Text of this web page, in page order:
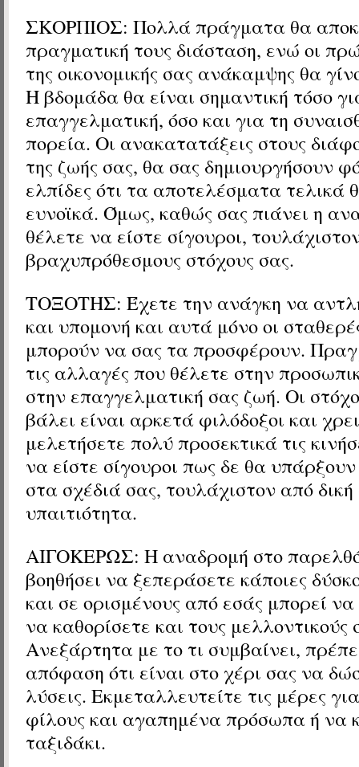
ΣΚΟΡΠΙΟΣ: Πολλά πράγματα θα
πραγματική τους διάσταση, ενώ οι
της οικονομικής σας ανάκαμψης θα
Η βδομάδα θα είναι σημαντική τόσο
επαγγελματική, όσο και για τη
πορεία. Οι ανακατατάξεις στους
της ζωής σας, θα σας δημιουργήσουν
ελπίδες ότι τα αποτελέσματα τελικά
ευνοϊκά. Όμως, καθώς σας πιάνει η
θέλετε να είστε σίγουροι,
βραχυπρόθεσμους στόχους σας.
ΤΟΞΟΤΗΣ: Έχετε την ανάγκη να
και υπομονή και αυτά μόνο οι
μπορούν να σας τα προσφέρουν.
τις αλλαγές που θέλετε στην
στην επαγγελματική σας ζωή. Οι
βάλει είναι αρκετά φιλόδοξοι και
μελετήσετε πολύ προσεκτικά τις
να είστε σίγουροι πως δε θα
στα σχέδιά σας, τουλάχιστον από
υπαιτιότητα.
ΑΙΓΟΚΕΡΩΣ: Η αναδρομή στο
βοηθήσει να ξεπεράσετε κάποιες
και σε ορισμένους από εσάς μπορεί να
να καθορίσετε και τους μελλοντικούς
Ανεξάρτητα με το τι συμβαίνει,
απόφαση ότι είναι στο χέρι σας να
λύσεις. Εκμεταλλευτείτε τις μέρες
φίλους και αγαπημένα πρόσωπα ή να
ταξιδάκι.